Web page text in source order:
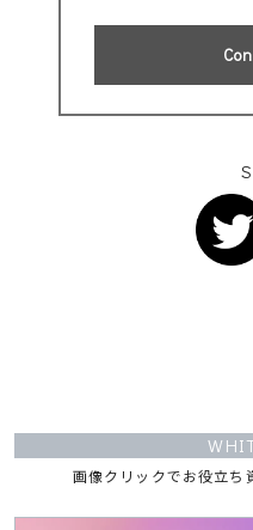
画像クリックでお役立ち